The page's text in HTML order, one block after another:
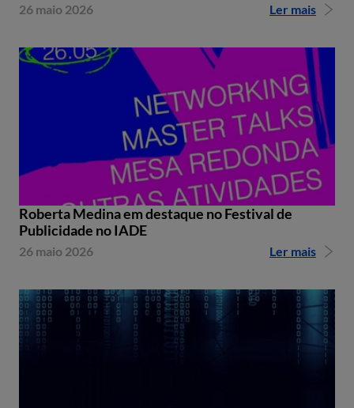
26 maio 2026 Ler mais
Roberta Medina em destaque no Festival de
Publicidade no IADE
26 maio 2026 Ler mais